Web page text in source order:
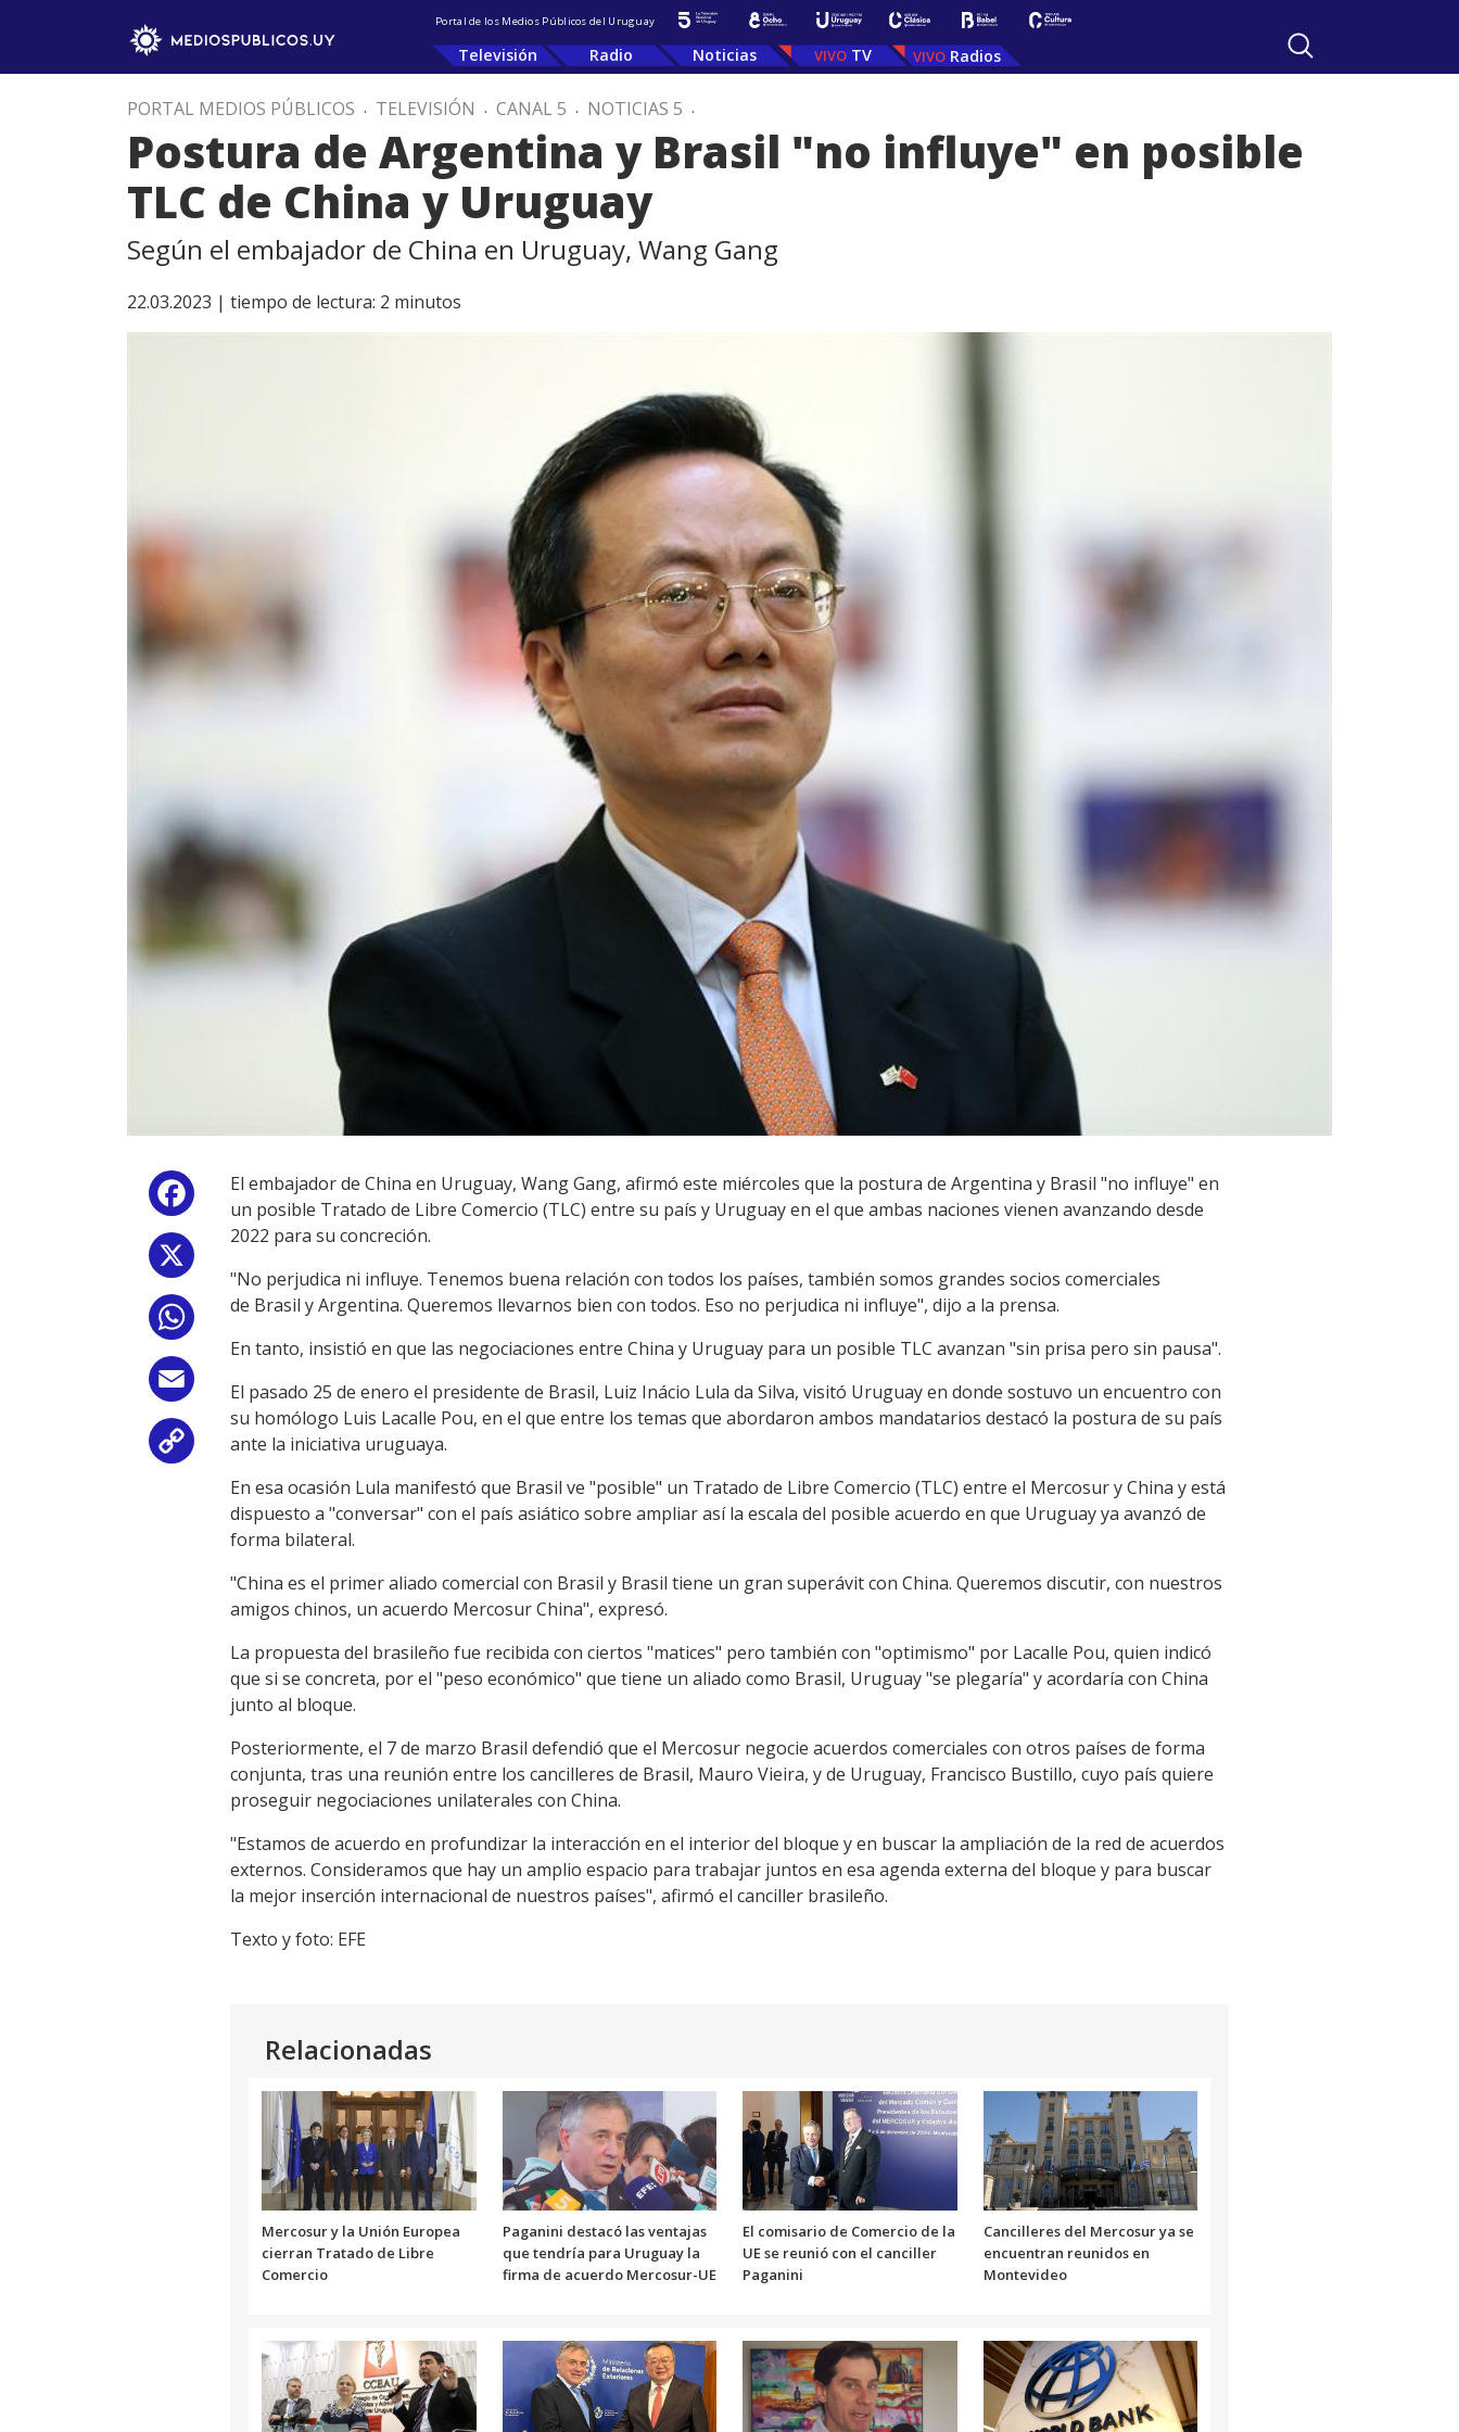
Portal de los Medios Públicos del Uruguay
Televisión Radio Noticias TV Radios
PORTAL MEDIOS PÚBLICOS . TELEVISIÓN . CANAL 5 . NOTICIAS 5 .
Postura de Argentina y Brasil "no influye" en posible
TLC de China y Uruguay
Según el embajador de China en Uruguay, Wang Gang
22.03.2023 | tiempo de lectura: 2 minutos
Facebook
Email
Copy
Link
El embajador de China en Uruguay, Wang Gang, afirmó este miércoles que la postura de Argentina y Brasil "no influye" en
un posible Tratado de Libre Comercio (TLC) entre su país y Uruguay en el que ambas naciones vienen avanzando desde
2022 para su concreción.
"No perjudica ni influye. Tenemos buena relación con todos los países, también somos grandes socios comerciales
de Brasil y Argentina. Queremos llevarnos bien con todos. Eso no perjudica ni influye", dijo a la prensa.
En tanto, insistió en que las negociaciones entre China y Uruguay para un posible TLC avanzan "sin prisa pero sin pausa".
El pasado 25 de enero el presidente de Brasil, Luiz Inácio Lula da Silva, visitó Uruguay en donde sostuvo un encuentro con
su homólogo Luis Lacalle Pou, en el que entre los temas que abordaron ambos mandatarios destacó la postura de su país
ante la iniciativa uruguaya.
En esa ocasión Lula manifestó que Brasil ve "posible" un Tratado de Libre Comercio (TLC) entre el Mercosur y China y está
dispuesto a "conversar" con el país asiático sobre ampliar así la escala del posible acuerdo en que Uruguay ya avanzó de
forma bilateral.
"China es el primer aliado comercial con Brasil y Brasil tiene un gran superávit con China. Queremos discutir, con nuestros
amigos chinos, un acuerdo Mercosur China", expresó.
La propuesta del brasileño fue recibida con ciertos "matices" pero también con "optimismo" por Lacalle Pou, quien indicó
que si se concreta, por el "peso económico" que tiene un aliado como Brasil, Uruguay "se plegaría" y acordaría con China
junto al bloque.
Posteriormente, el 7 de marzo Brasil defendió que el Mercosur negocie acuerdos comerciales con otros países de forma
conjunta, tras una reunión entre los cancilleres de Brasil, Mauro Vieira, y de Uruguay, Francisco Bustillo, cuyo país quiere
proseguir negociaciones unilaterales con China.
"Estamos de acuerdo en profundizar la interacción en el interior del bloque y en buscar la ampliación de la red de acuerdos
externos. Consideramos que hay un amplio espacio para trabajar juntos en esa agenda externa del bloque y para buscar
la mejor inserción internacional de nuestros países", afirmó el canciller brasileño.
Texto y foto: EFE
Relacionadas
Mercosur y la Unión Europea
cierran Tratado de Libre
Comercio
Paganini destacó las ventajas
que tendría para Uruguay la
firma de acuerdo Mercosur-UE
El comisario de Comercio de la
UE se reunió con el canciller
Paganini
Cancilleres del Mercosur ya se
encuentran reunidos en
Montevideo